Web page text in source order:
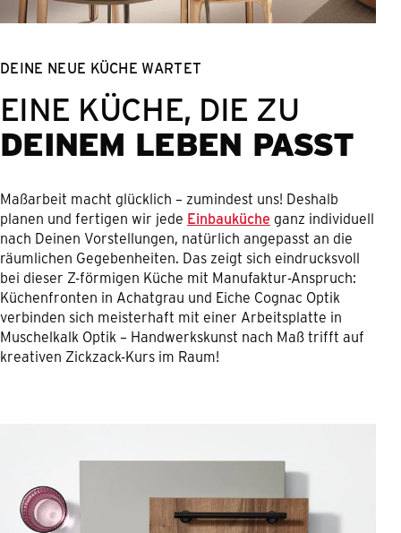
DEINE NEUE KÜCHE WARTET
EINE KÜCHE, DIE ZU
DEINEM LEBEN PASST
Maßarbeit macht glücklich – zumindest uns! Deshalb
planen und fertigen wir jede Einbauküche ganz individuell
nach Deinen Vorstellungen, natürlich angepasst an die
räumlichen Gegebenheiten. Das zeigt sich eindrucksvoll
bei dieser Z-förmigen Küche mit Manufaktur-Anspruch:
Küchenfronten in Achatgrau und Eiche Cognac Optik
verbinden sich meisterhaft mit einer Arbeitsplatte in
Muschelkalk Optik – Handwerkskunst nach Maß trifft auf
kreativen Zickzack-Kurs im Raum!